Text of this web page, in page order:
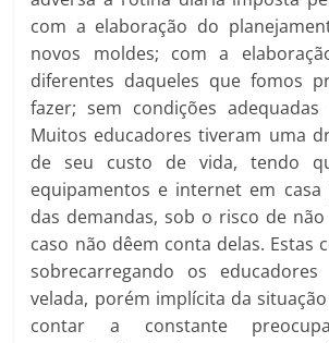
com a elaboração do
novos moldes; com a
diferentes daqueles que fomos
fazer; sem condições
Muitos educadores tiveram uma
de seu custo de vida, tendo
equipamentos e internet em
das demandas, sob o risco de
caso não dêem conta delas. Estas
sobrecarregando os
velada, porém implícita da
contar a constante